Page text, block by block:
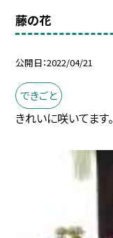
藤の花
公開日 2022/04/21
できごと
きれいに咲いてます。